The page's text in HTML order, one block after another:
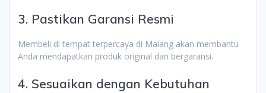
3. Pastikan Garansi Resmi
Membeli di tempat terpercaya di Malang akan membantu
Anda mendapatkan produk original dan bergaransi.
4. Sesuaikan dengan Kebutuhan